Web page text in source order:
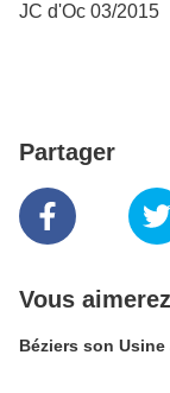
JC d'Oc 03/2015
Partager
Vous
Béziers son Usine